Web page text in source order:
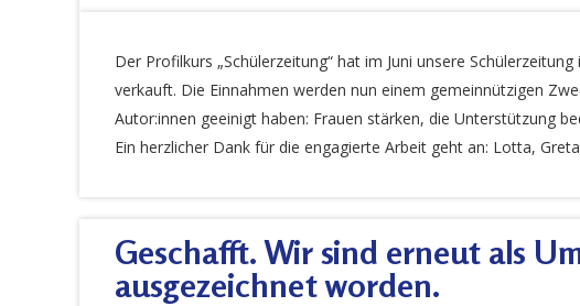
Der Profilkurs „Schülerzeitung“ hat im Juni unsere
verkauft. Die Einnahmen werden nun einem gemeinnützigen
Autor:innen geeinigt haben: Frauen stärken, die Unterstützung
Ein herzlicher Dank für die engagierte Arbeit geht an: Lotta,
Geschafft. Wir sind erneut als
ausgezeichnet worden.